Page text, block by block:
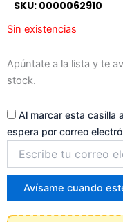
la
lista
SKU: 0000062910
Sin existencias
Apúntate a la lista y te
stock.
Al marcar esta casilla
espera por correo
correo
para
unirte
a
Avísame cuando